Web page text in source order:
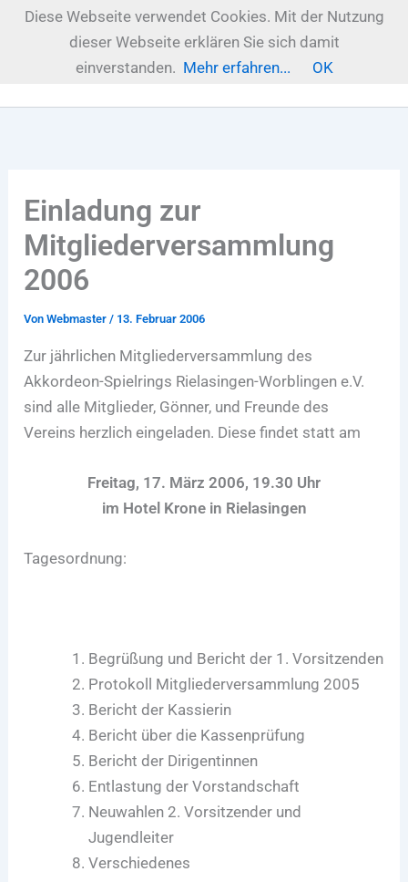
Zum
Einladung zur
Mitgliederversammlung
2006
VonWebmaster/ 13. Februar 2006
Zur jährlichen Mitgliederversammlung des
Akkordeon-Spielrings Rielasingen-Worblingen e.V.
sind alle Mitglieder, Gönner, und Freunde des
Vereins herzlich eingeladen. Diese findet statt am
Freitag, 17. März 2006, 19.30 Uhr
im Hotel Krone in Rielasingen
Tagesordnung:
Begrüßung und Bericht der 1. Vorsitzenden
Protokoll Mitgliederversammlung 2005
Bericht der Kassierin
Bericht über die Kassenprüfung
Bericht der Dirigentinnen
Entlastung der Vorstandschaft
Neuwahlen 2. Vorsitzender und
Jugendleiter
Verschiedenes
Diese Webseite verwendet Cookies. Mit der Nutzung
dieser Webseite erklären Sie sich damit
einverstanden. Mehr erfahren... OK